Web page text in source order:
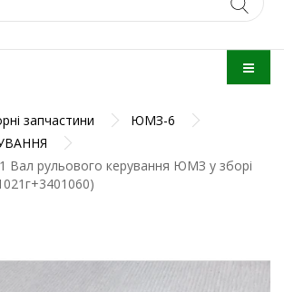
запчастини
ЮМЗ-6
Вал рульового керування ЮМЗ у зборі